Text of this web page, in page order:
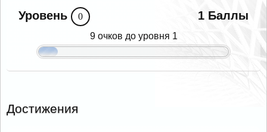
Уровень 0 1 Баллы
9 очков до уровня 1
Достижения